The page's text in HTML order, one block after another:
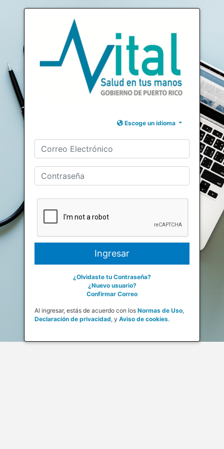
Escoge un idioma
¿Olvidaste tu Contraseña?
¿Nuevo usuario?
Confirmar Correo
Al ingresar, estás de acuerdo con los Normas de Uso,
Declaración de privacidad, y Aviso de cookies.